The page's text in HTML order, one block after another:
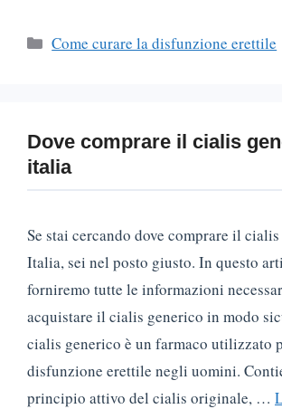
Categorie
Come curare la disfunzione erettile
Dove comprare il cialis
italia
Se stai cercando dove comprare il
Italia, sei nel posto giusto. In questo
forniremo tutte le informazioni
acquistare il cialis generico in modo
cialis generico è un farmaco utilizzato
disfunzione erettile negli uomini.
principio attivo del cialis originale, …